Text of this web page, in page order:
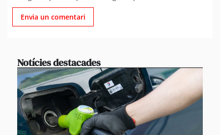
Notícies destacades